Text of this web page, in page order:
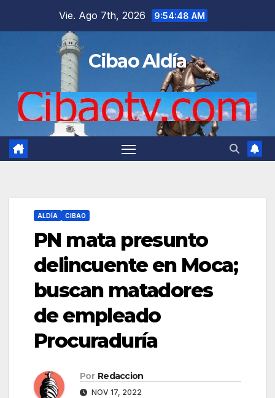
Vie. Ago 7th, 2026 9:54:49 AM
Cibao Aldía
ALDÍA CIBAO
PN mata presunto
delincuente en Moca;
buscan matadores
de empleado
Procuraduría
Por Redaccion
NOV 17, 2022